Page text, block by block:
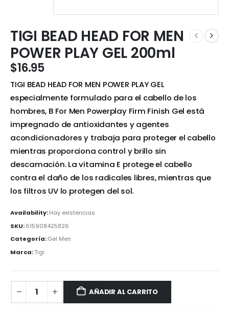
TIGI BEAD HEAD FOR MEN
POWER PLAY GEL 200ml
$16.95
TIGI BEAD HEAD FOR MEN POWER PLAY GEL
especialmente formulado para el cabello de los
hombres, B For Men Powerplay Firm Finish Gel está
impregnado de antioxidantes y agentes
acondicionadores y trabaja para proteger el cabello
mientras proporciona control y brillo sin
descamación. La vitamina E protege el cabello
contra el daño de los radicales libres, mientras que
los filtros UV lo protegen del sol.
Availability:Hay existencias
SKU:615908425826
Categoría:Gel Men
Marca:Tigi
AÑADIR AL CARRITO